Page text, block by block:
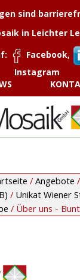
sind
in Leichter
Facebook,
Instagram
/ Angebote /
/ Unikat Wiener
/ Über uns -